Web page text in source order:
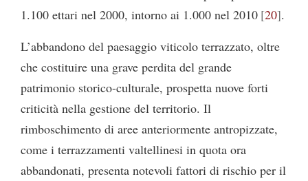
1.100 ettari nel 2000, intorno ai 1.000 nel 2010 20 .
L’abbandono del paesaggio viticolo terrazzato, oltre
che costituire una grave perdita del grande
patrimonio storico-culturale, prospetta nuove forti
criticità nella gestione del territorio. Il
rimboschimento di aree anteriormente antropizzate,
come i terrazzamenti valtellinesi in quota ora
abbandonati, presenta notevoli fattori di rischio per il